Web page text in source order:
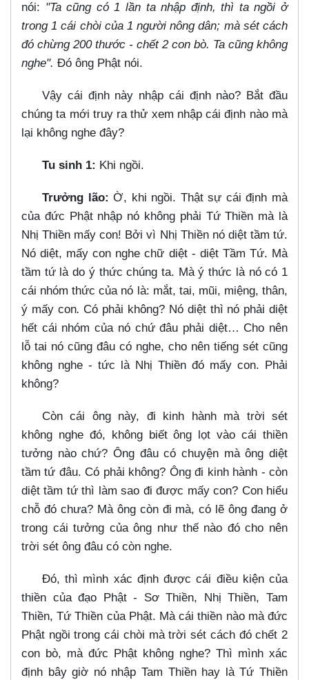
nói: "Ta cũng có 1 lần ta nhập định, thì ta ngồi ở
trong 1 cái chòi của 1 người nông dân; mà sét cách
đó chừng 200 thước - chết 2 con bò. Ta cũng không
nghe". Đó ông Phật nói.
Vậy cái định này nhập cái định nào? Bắt đầu
chúng ta mới truy ra thử xem nhập cái định nào mà
lại không nghe đây?
Tu sinh 1: Khi ngồi.
Trưởng lão: Ờ, khi ngồi. Thật sự cái định mà
của đức Phật nhập nó không phải Tứ Thiền mà là
Nhị Thiền mấy con! Bởi vì Nhị Thiền nó diệt tầm tứ.
Nó diệt, mấy con nghe chữ diệt - diệt Tầm Tứ. Mà
tầm tứ là do ý thức chúng ta. Mà ý thức là nó có 1
cái nhóm thức của nó là: mắt, tai, mũi, miệng, thân,
ý mấy con. Có phải không? Nó diệt thì nó phải diệt
hết cái nhóm của nó chứ đâu phải diệt…​ Cho nên
lỗ tai nó cũng đâu có nghe, cho nên tiếng sét cũng
không nghe - tức là Nhị Thiền đó mấy con. Phải
không?
Còn cái ông này, đi kinh hành mà trời sét
không nghe đó, không biết ông lọt vào cái thiền
tưởng nào chứ? Ông đâu có chuyện mà ông diệt
tầm tứ đâu. Có phải không? Ông đi kinh hành - còn
diệt tầm tứ thì làm sao đi được mấy con? Con hiểu
chỗ đó chưa? Mà ông còn đi mà, có lẽ ông đang ở
trong cái tưởng của ông như thế nào đó cho nên
trời sét ông đâu có còn nghe.
Đó, thì mình xác định được cái điều kiện của
thiền của đạo Phật - Sơ Thiền, Nhị Thiền, Tam
Thiền, Tứ Thiền của Phật. Mà cái thiền nào mà đức
Phật ngồi trong cái chòi mà trời sét cách đó chết 2
con bò, mà đức Phật không nghe? Thì mình xác
định bây giờ nó nhập Tam Thiền hay là Tứ Thiền